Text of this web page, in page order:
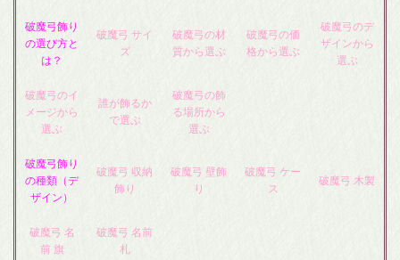
破魔弓飾り
の選び方と
は？
破魔弓 サイ
ズ
破魔弓の材
質から選ぶ
破魔弓の価
格から選ぶ
破魔弓のデ
ザインから
選ぶ
破魔弓のイ
メージから
選ぶ
誰が飾るか
で選ぶ
破魔弓の飾
る場所から
選ぶ
破魔弓飾り
の種類（デ
ザイン）
破魔弓 収納
飾り
破魔弓 壁飾
り
破魔弓 ケー
ス
破魔弓 木製
破魔弓 名
前 旗
破魔弓 名前
札